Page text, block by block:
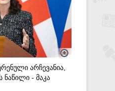
ᲐᲠᲩᲔᲕᲐᲜᲘᲐ,
ᲜᲐᲬᲘᲚᲘ - ᲛᲐᲙᲐ